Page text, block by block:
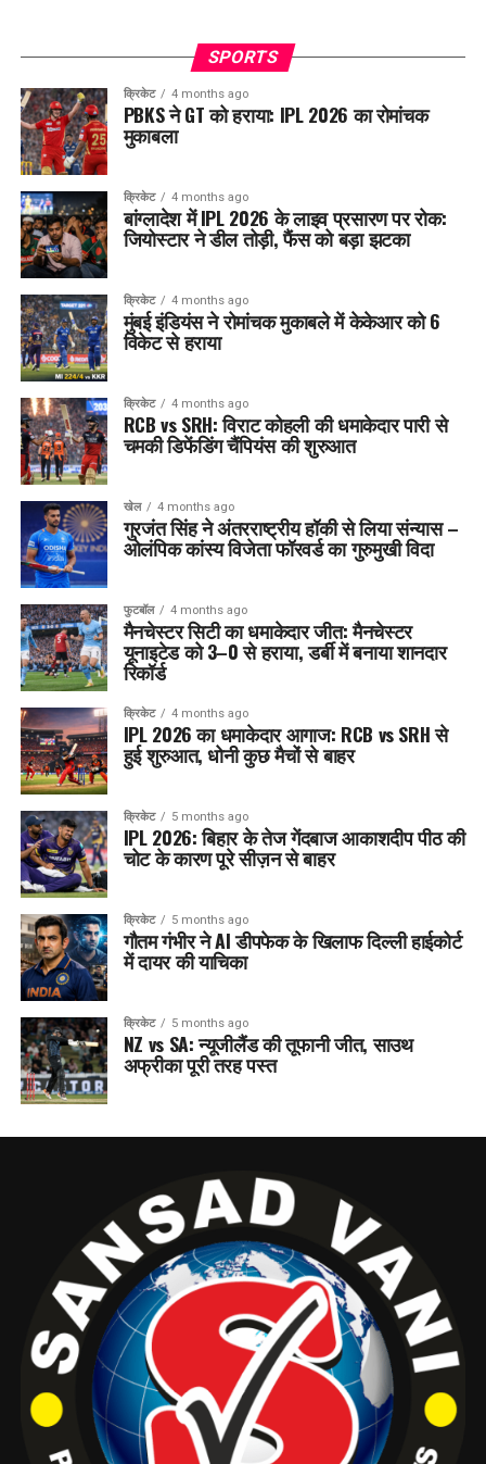
SPORTS
क्रिकेट 4 months ago
PBKS ने GT को हराया: IPL 2026 का रोमांचक
मुकाबला
क्रिकेट 4 months ago
बांग्लादेश में IPL 2026 के लाइव प्रसारण पर रोक:
जियोस्टार ने डील तोड़ी, फैंस को बड़ा झटका
क्रिकेट 4 months ago
मुंबई इंडियंस ने रोमांचक मुकाबले में केकेआर को 6
विकेट से हराया
क्रिकेट 4 months ago
RCB vs SRH: विराट कोहली की धमाकेदार पारी से
चमकी डिफेंडिंग चैंपियंस की शुरुआत
खेल 4 months ago
गुरजंत सिंह ने अंतरराष्ट्रीय हॉकी से लिया संन्यास –
ओलंपिक कांस्य विजेता फॉरवर्ड का गुरुमुखी विदा
फुटबॉल 4 months ago
मैनचेस्टर सिटी का धमाकेदार जीत: मैनचेस्टर
यूनाइटेड को 3–0 से हराया, डर्बी में बनाया शानदार
रिकॉर्ड
क्रिकेट 4 months ago
IPL 2026 का धमाकेदार आगाज: RCB vs SRH से
हुई शुरुआत, धोनी कुछ मैचों से बाहर
क्रिकेट 5 months ago
IPL 2026: बिहार के तेज गेंदबाज आकाशदीप पीठ की
चोट के कारण पूरे सीज़न से बाहर
क्रिकेट 5 months ago
गौतम गंभीर ने AI डीपफेक के खिलाफ दिल्ली हाईकोर्ट
में दायर की याचिका
क्रिकेट 5 months ago
NZ vs SA: न्यूजीलैंड की तूफानी जीत, साउथ
अफ्रीका पूरी तरह पस्त